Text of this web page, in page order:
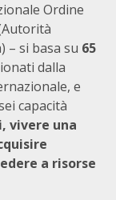
Ordine
– si basa su 65
dalla
e
capacità
vivere una
a risorse